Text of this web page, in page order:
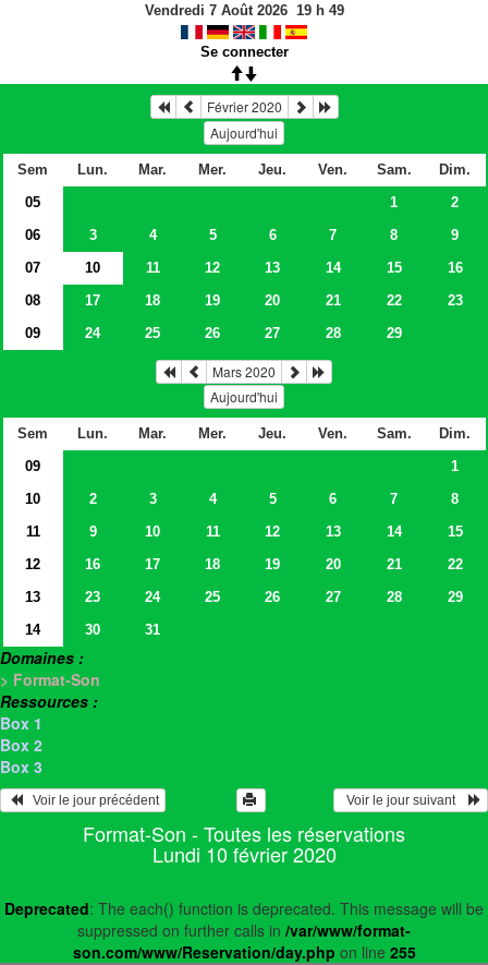
Vendredi 7 Août 2026 19h 49
Se connecter
Février 2020
Aujourd'hui
Sem Lun. Mar. Mer. Jeu. Ven. Sam.
Dim.
05
1
2
06
3 4 5 6 7 8
9
07
10 11 12 13 14 15
16
08
17 18 19 20 21 22
23
09
24 25 26 27 28 29
Mars 2020
Aujourd'hui
Sem Lun. Mar. Mer. Jeu. Ven. Sam.
Dim.
09
1
10
2 3 4 5 6 7
8
11
9 10 11 12 13 14
15
12
16 17 18 19 20 21
22
13
23 24 25 26 27 28
29
14
30 31
Domaines :
> Format-Son
Ressources :
Box 1
Box 2
Box 3
   Voir le jour précédent
  Voir le jour suivant
Format-Son - Toutes les réservations
Lundi 10 février 2020
Deprecated: The each() function is deprecated. This message will be
suppressed on further calls in /var/www/format-
son.com/www/Reservation/day.php on line 255